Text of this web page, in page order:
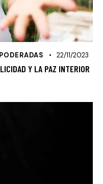
22/11/2023
Y LA PAZ INTERIOR